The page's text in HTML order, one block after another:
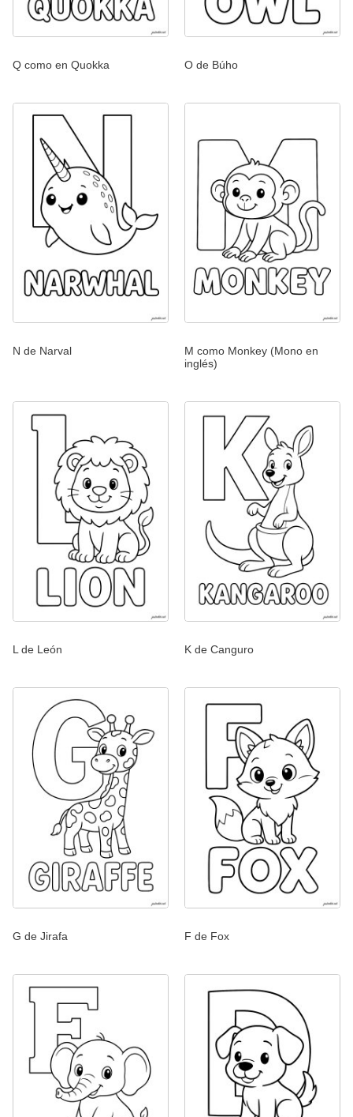
Q como en Quokka O de Búho
N de Narval
M como Monkey (Mono en
inglés)
L de León K de Canguro
G de Jirafa F de Fox